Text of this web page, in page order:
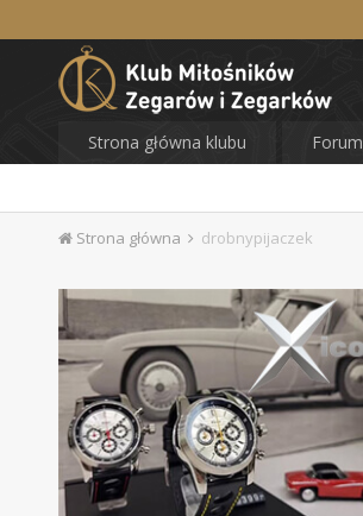
Strona główna klubu Forum
Strona główna drobnypijaczek